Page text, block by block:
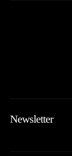
Newsletter